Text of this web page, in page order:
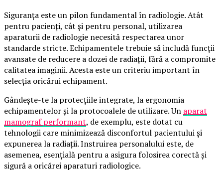
Siguranța este un pilon fundamental în radiologie. Atât
pentru pacienți, cât și pentru personal, utilizarea
aparaturii de radiologie necesită respectarea unor
standarde stricte. Echipamentele trebuie să includă funcții
avansate de reducere a dozei de radiații, fără a compromite
calitatea imaginii. Acesta este un criteriu important în
selecția oricărui echipament.
Gândește-te la protecțiile integrate, la ergonomia
echipamentelor și la protocoalele de utilizare. Un aparat
mamograf performant, de exemplu, este dotat cu
tehnologii care minimizează disconfortul pacientului și
expunerea la radiații. Instruirea personalului este, de
asemenea, esențială pentru a asigura folosirea corectă și
sigură a oricărei aparaturi radiologice.